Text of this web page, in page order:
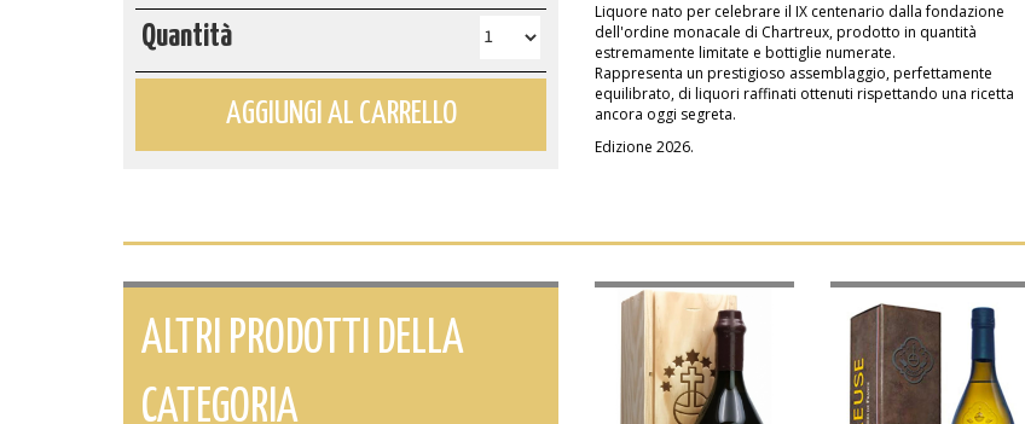
Quantità
AGGIUNGI AL CARRELLO
Liquore nato per celebrare il IX centenario dalla fondazione
dell'ordine monacale di Chartreux, prodotto in quantità
estremamente limitate e bottiglie numerate.
Rappresenta un prestigioso assemblaggio, perfettamente
equilibrato, di liquori raffinati ottenuti rispettando una ricetta
ancora oggi segreta.
Edizione 2026.
ALTRI PRODOTTI DELLA
CATEGORIA